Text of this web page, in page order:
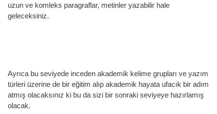
uzun ve komleks paragraflar, metinler yazabilir hale
geleceksiniz.
Ayrıca bu seviyede inceden akademik kelime grupları ve yazım
türleri üzerine de bir eğitim alıp akademik hayata ufacık bir adım
atmış olacaksınız ki bu da sizi bir sonraki seviyeye hazırlamış
olacak.